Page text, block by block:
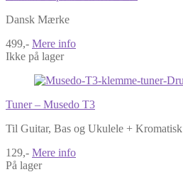
Dansk Mærke
499,- Mere info
Ikke på lager
Tuner – Musedo T3
Til Guitar, Bas og Ukulele + Kromatisk
129,- Mere info
På lager